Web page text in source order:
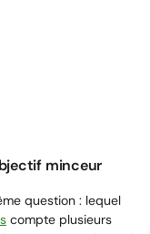
minceur
question : lequel
compte plusieurs